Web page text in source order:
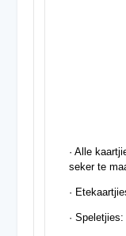
· Alle
seker te
·
·